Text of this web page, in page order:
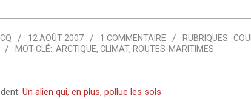
12 AOÛT 2007 1 COMMENTAIRE RUBRIQUES:
MOT-CLÉ: ARCTIQUE, CLIMAT, ROUTES-MARITIMES
Un alien qui, en plus, pollue les sols